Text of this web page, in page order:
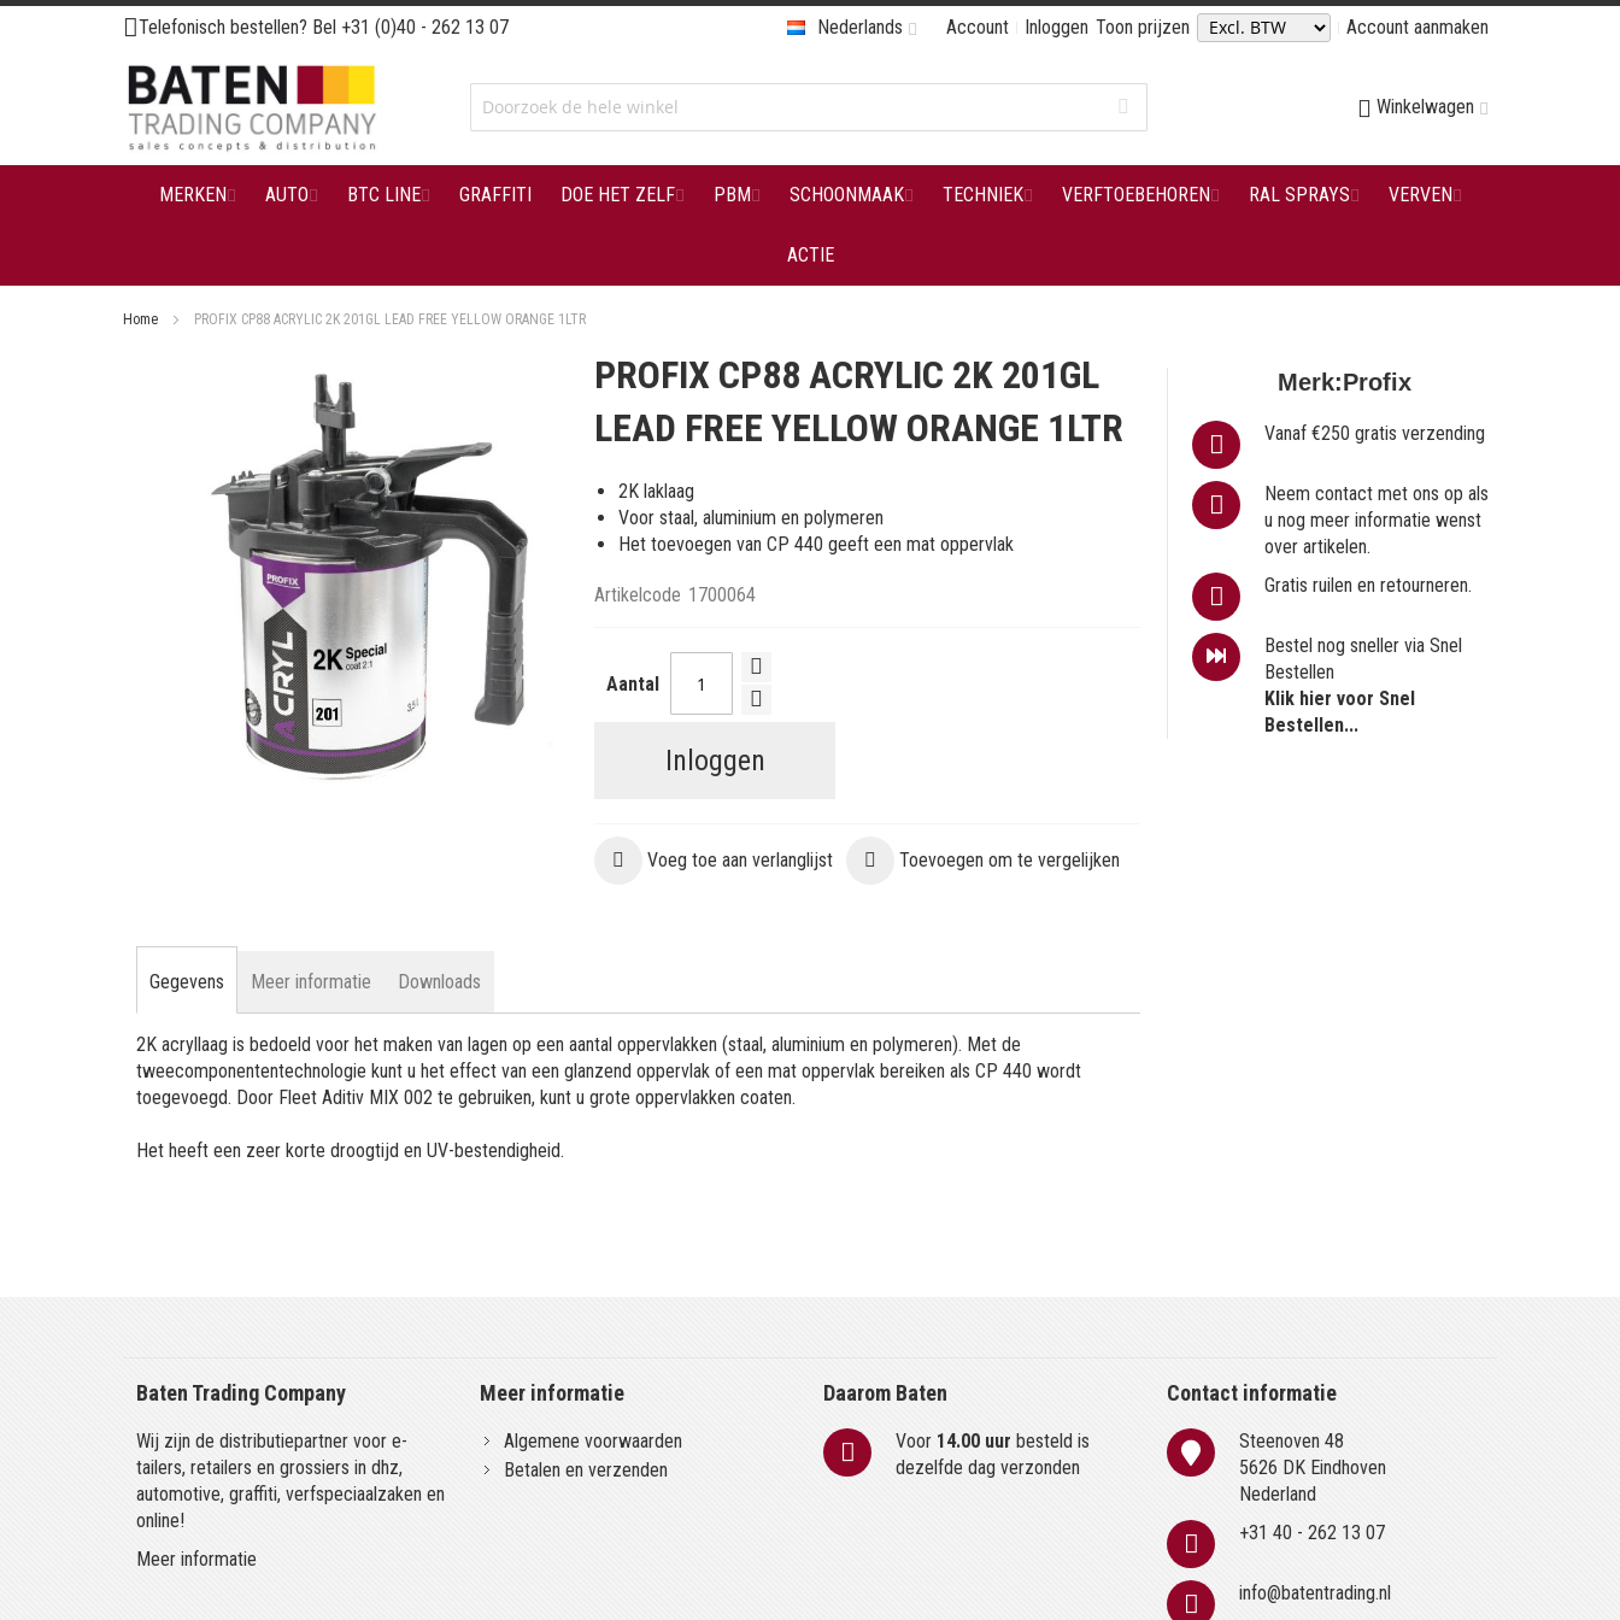
Ga
naar
de
inhoud
Telefonisch bestellen? Bel +31 (0)40 - 262 13 07 Account Inloggen Toon prijzen Account aanmaken
Nederlands
Winkelwagen
MERKEN AUTO BTC LINE GRAFFITI DOE HET ZELF PBM SCHOONMAAK TECHNIEK VERFTOEBEHOREN RAL SPRAYS VERVEN
ACTIE
Home PROFIX CP88 ACRYLIC 2K 201GL LEAD FREE YELLOW ORANGE 1LTR
de
afbeeldingen-
PROFIX CP88 ACRYLIC 2K 201GL
LEAD FREE YELLOW ORANGE 1LTR
2K laklaag
Voor staal, aluminium en polymeren
Het toevoegen van CP 440 geeft een mat oppervlak
Artikelcode 1700064
Aantal
Inloggen
Voeg toe aan verlanglijst Toevoegen om te vergelijken
Merk:Profix
Vanaf €250 gratis verzending
Neem contact met ons op als
u nog meer informatie wenst
over artikelen.
Gratis ruilen en retourneren.
Bestel nog sneller via Snel
Bestellen
Klik hier voor Snel
Bestellen...
Gegevens
2K acryllaag is bedoeld voor het maken van lagen op een aantal oppervlakken (staal, aluminium en polymeren). Met de
tweecomponententechnologie kunt u het effect van een glanzend oppervlak of een mat oppervlak bereiken als CP 440 wordt
toegevoegd. Door Fleet Aditiv MIX 002 te gebruiken, kunt u grote oppervlakken coaten.
Het heeft een zeer korte droogtijd en UV-bestendigheid.
Meer informatie Downloads
Baten Trading Company
Wij zijn de distributiepartner voor e-
tailers, retailers en grossiers in dhz,
automotive, graffiti, verfspeciaalzaken en
online!
Meer informatie
Meer informatie
Algemene voorwaarden
Betalen en verzenden
Daarom Baten
Voor 14.00 uur besteld is
dezelfde dag verzonden
Contact informatie
Steenoven 48
5626 DK Eindhoven
Nederland
+31 40 - 262 13 07
info@batentrading.nl